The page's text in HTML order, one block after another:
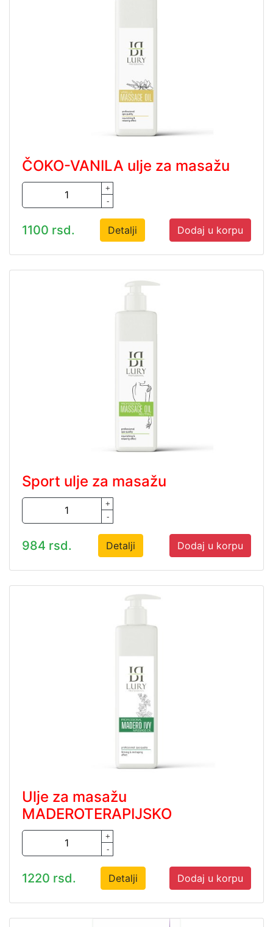
ČOKO-VANILA ulje za masažu
+
-
1100 rsd. Detalji Dodaj u korpu
Sport ulje za masažu
+
-
984 rsd. Detalji Dodaj u korpu
Ulje za masažu
MADEROTERAPIJSKO
+
-
1220 rsd. Detalji Dodaj u korpu